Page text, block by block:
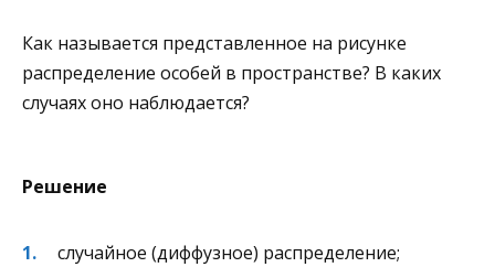
Как называется представленное на рисунке
распределение особей в пространстве? В каких
случаях оно наблюдается?
Решение
случайное (диффузное) распределение;